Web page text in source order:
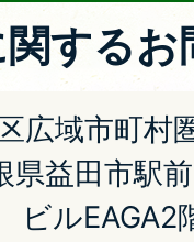
する
広域市町村
益田市駅
ビルEAGA2